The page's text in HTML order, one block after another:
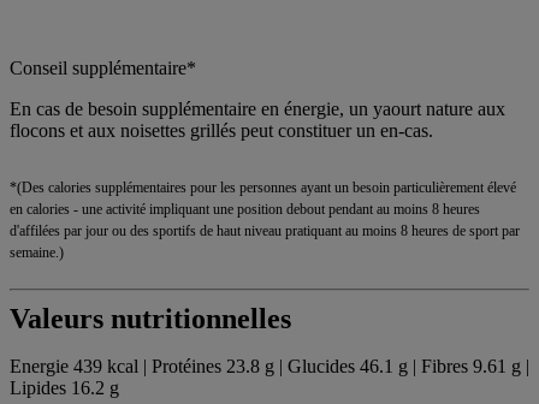
Conseil supplémentaire*
En cas de besoin supplémentaire en énergie, un yaourt nature aux
flocons et aux noisettes grillés peut constituer un en-cas.
*(Des calories supplémentaires pour les personnes ayant un besoin particulièrement élevé
en calories - une activité impliquant une position debout pendant au moins 8 heures
d'affilées par jour ou des sportifs de haut niveau pratiquant au moins 8 heures de sport par
semaine.)
Valeurs nutritionnelles
Energie 439 kcal | Protéines 23.8 g | Glucides 46.1 g | Fibres 9.61 g |
Lipides 16.2 g